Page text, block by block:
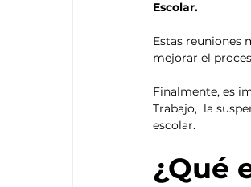
Escolar.
Estas reuniones
mejorar el
Finalmente, es
Trabajo,  la
escolar.
¿Qué